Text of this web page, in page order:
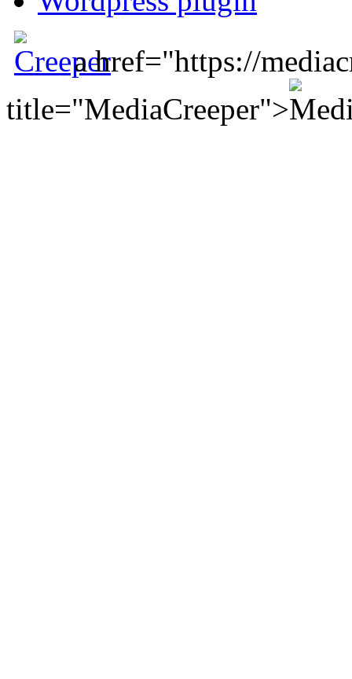
a href="https://
title="MediaCreeper">